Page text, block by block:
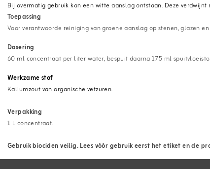
Bij overmatig gebruik kan een witte aanslag ontstaan. Deze verdwijnt
Toepassing
Voor verantwoorde reiniging van groene aanslag op stenen, glazen
Dosering
60 ml concentraat per liter water, bespuit daarna 175 ml
Werkzame stof
Kaliumzout van organische vetzuren.
Verpakking
1 L concentraat.
Gebruik biociden veilig. Lees vóór gebruik eerst het etiket en de